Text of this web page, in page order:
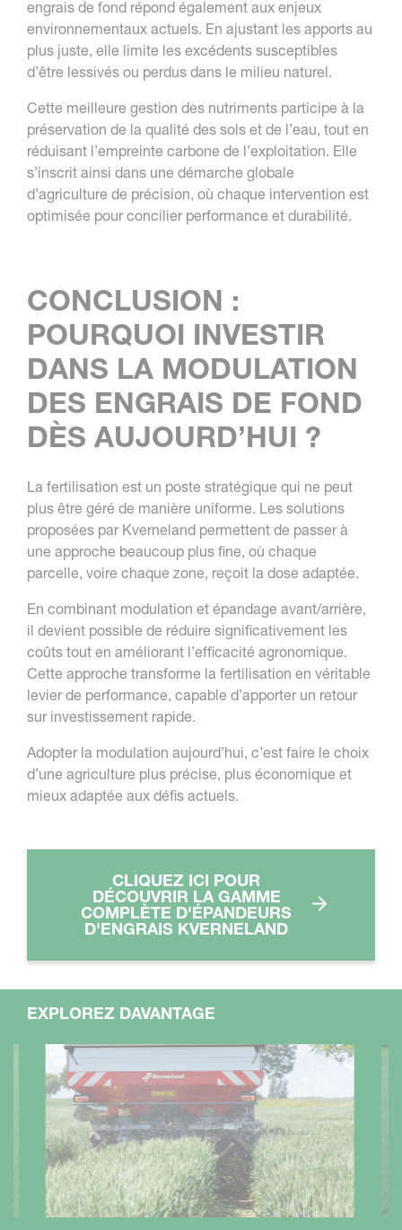
engrais de fond répond également aux enjeux
environnementaux actuels. En ajustant les apports au
plus juste, elle limite les excédents susceptibles
d’être lessivés ou perdus dans le milieu naturel.
Cette meilleure gestion des nutriments participe à la
préservation de la qualité des sols et de l’eau, tout en
réduisant l’empreinte carbone de l’exploitation. Elle
s’inscrit ainsi dans une démarche globale
d’agriculture de précision, où chaque intervention est
optimisée pour concilier performance et durabilité.
CONCLUSION :
POURQUOI INVESTIR
DANS LA MODULATION
DES ENGRAIS DE FOND
DÈS AUJOURD’HUI ?
La fertilisation est un poste stratégique qui ne peut
plus être géré de manière uniforme. Les solutions
proposées par Kverneland permettent de passer à
une approche beaucoup plus fine, où chaque
parcelle, voire chaque zone, reçoit la dose adaptée.
En combinant modulation et épandage avant/arrière,
il devient possible de réduire significativement les
coûts tout en améliorant l’efficacité agronomique.
Cette approche transforme la fertilisation en véritable
levier de performance, capable d’apporter un retour
sur investissement rapide.
Adopter la modulation aujourd’hui, c’est faire le choix
d’une agriculture plus précise, plus économique et
mieux adaptée aux défis actuels.
CLIQUEZ ICI POUR
DÉCOUVRIR LA GAMME
COMPLÈTE D'ÉPANDEURS
D'ENGRAIS KVERNELAND
EXPLOREZ DAVANTAGE